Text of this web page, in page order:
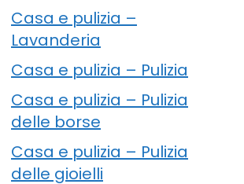
Casa e pulizia –
Lavanderia
Casa e pulizia – Pulizia
Casa e pulizia – Pulizia
delle borse
Casa e pulizia – Pulizia
delle gioielli